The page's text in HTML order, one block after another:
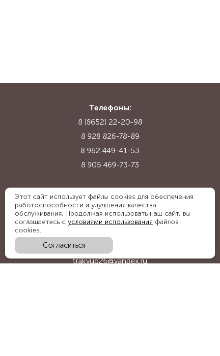
Телефоны:
8 (8652) 22-20-98
8 928 826-78-89
8 962 449-41-53
8 905 469-73-73
Адрес:
Ставропольский край, с. Надежда,
ул. Промышленная, 1Б
trakyug26@yandex.ru
Этот сайт использует файлы cookies для обеспечения
работоспособности и улучшения качества
обслуживания. Продолжая использовать наш сайт, вы
соглашаетесь с условиями использования файлов
cookies.
Согласиться